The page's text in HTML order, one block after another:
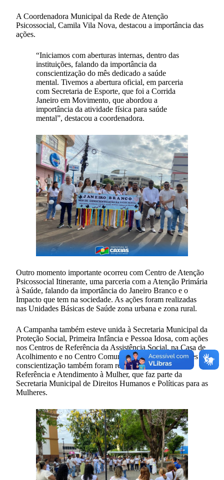
A Coordenadora Municipal da Rede de Atenção
Psicossocial, Camila Vila Nova, destacou a importância das
ações.
“Iniciamos com aberturas internas, dentro das
instituições, falando da importância da
conscientização do mês dedicado a saúde
mental. Tivemos a abertura oficial, em parceria
com Secretaria de Esporte, que foi a Corrida
Janeiro em Movimento, que abordou a
importância da atividade física para saúde
mental”, destacou a coordenadora.
Outro momento importante ocorreu com Centro de Atenção
Psicossocial Itinerante, uma parceria com a Atenção Primária
à Saúde, falando da importância do Janeiro Branco e o
Impacto que tem na sociedade. As ações foram realizadas
nas Unidades Básicas de Saúde zona urbana e zona rural.
A Campanha também esteve unida à Secretaria Municipal da
Proteção Social, Primeira Infância e Pessoa Idosa, com ações
nos Centros de Referência da Assistência Social, na Casa de
Acolhimento e no Centro Comunitário. Além disso, ações de
conscientização também foram realizadas no Centro de
Referência e Atendimento à Mulher, que faz parte da
Secretaria Municipal de Direitos Humanos e Políticas para as
Mulheres.